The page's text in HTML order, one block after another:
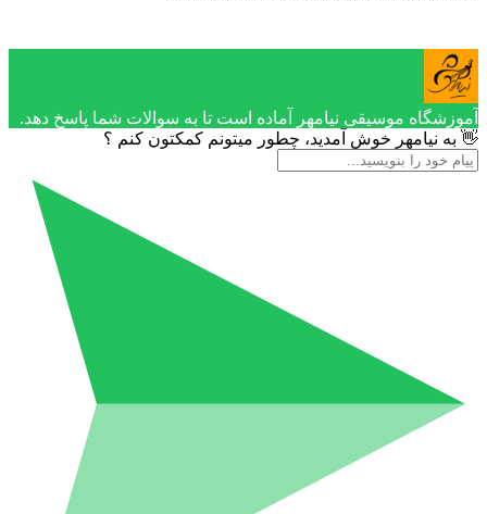
آموزشگاه موسیقی نیامهر آماده است تا به سوالات شما پاسخ دهد.
👋 به نیامهر خوش آمدید، چطور میتونم کمکتون کنم ؟